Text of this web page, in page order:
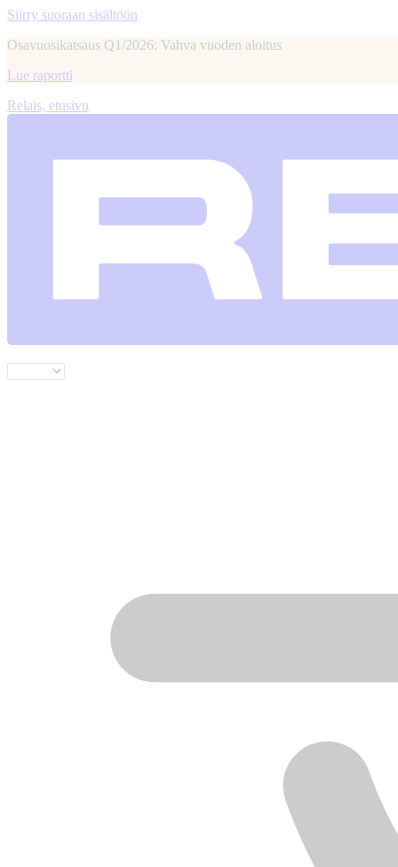
Siirry suoraan sisältöön
Osavuosikatsaus Q1/2026: Vahva vuoden aloitus
Lue raportti
Relais, etusivu